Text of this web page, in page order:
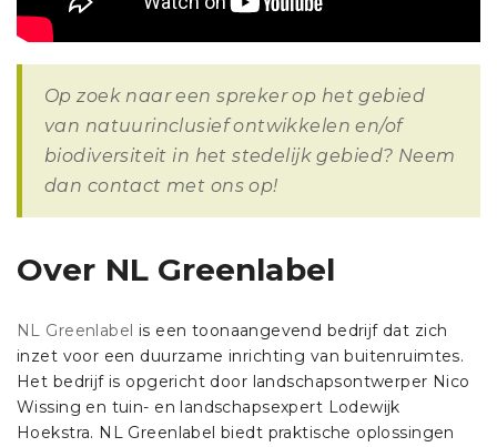
Op zoek naar een spreker op het gebied
van natuurinclusief ontwikkelen en/of
biodiversiteit in het stedelijk gebied? Neem
dan contact met ons op!
Over NL Greenlabel
NL Greenlabel is een toonaangevend bedrijf dat zich
inzet voor een duurzame inrichting van buitenruimtes.
Het bedrijf is opgericht door landschapsontwerper Nico
Wissing en tuin- en landschapsexpert Lodewijk
Hoekstra. NL Greenlabel biedt praktische oplossingen